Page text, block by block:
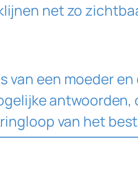
net zo
van een moeder en
antwoorden,
van het